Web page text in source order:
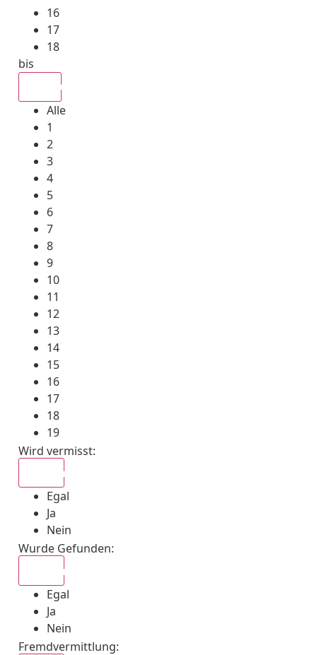
16
17
18
bis
Alle
1
2
3
4
5
6
7
8
9
10
11
12
13
14
15
16
17
18
19
Wird vermisst:
Egal
Ja
Nein
Wurde Gefunden:
Egal
Ja
Nein
Fremdvermittlung: